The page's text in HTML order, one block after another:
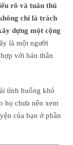
rõ và tuân thủ
chỉ là trách
dựng một cộng
là một người
với bản thân
tình huống khó
họ chưa nên xem
của bạn ở phần